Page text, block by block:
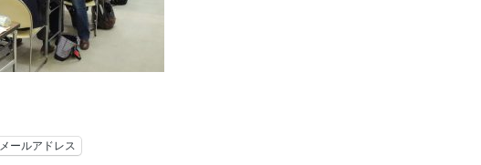
メールアドレス